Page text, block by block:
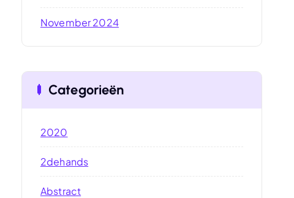
November 2024
Categorieën
2020
2dehands
Abstract